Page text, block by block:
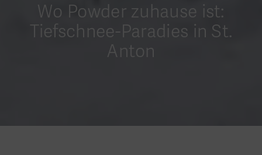
Wo Powder zuhause ist:
Tiefschnee-Paradies in St.
Anton